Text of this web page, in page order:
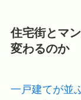
住宅街とマ
変わるのか
一戸建てが並